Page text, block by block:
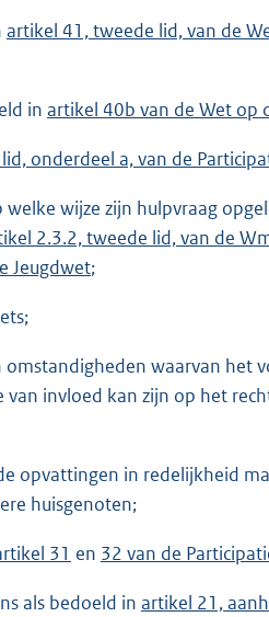
artikel 41, tweede lid, van de
in artikel 40b van de Wet op
onderdeel a, van de
wijze zijn hulpvraag
2.3.2, tweede lid, van de
Jeugdwet;
waarvan het
invloed kan zijn op het
opvattingen in redelijkheid
huisgenoten;
31 en 32 van de
als bedoeld in artikel 21,